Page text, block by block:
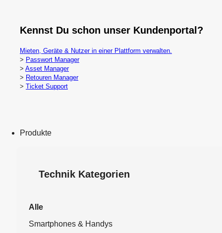
Kennst Du schon unser Kundenportal?
Mieten, Geräte & Nutzer in einer Plattform verwalten.
> Passwort Manager
> Asset Manager
> Retouren Manager
> Ticket Support
Produkte
Technik Kategorien
Alle
Smartphones & Handys